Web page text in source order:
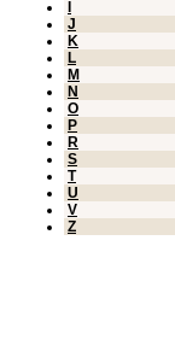
J
K
L
M
N
O
P
R
S
T
U
V
Z